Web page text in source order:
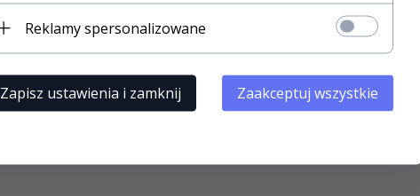
Reklamy spersonalizowane
Zapisz ustawienia i zamknij Zaakceptuj wszystkie